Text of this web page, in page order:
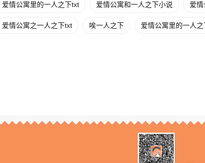
爱情公寓里的一人之下txt 爱情公寓和一人之下小说 爱
爱情公寓之一人之下txt 唉一人之下 爱情公寓里的一人之